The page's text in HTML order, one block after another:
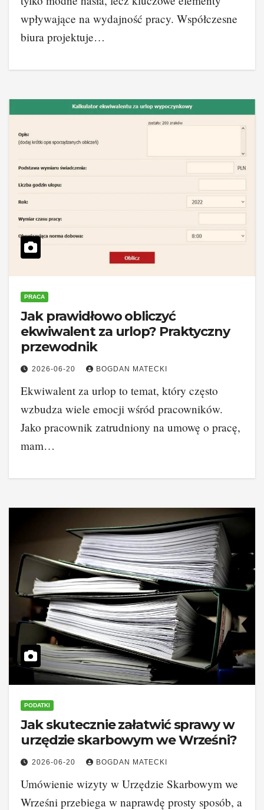
wpływające na wydajność pracy. Współczesne
biura projektuje…
PRACA
Jak prawidłowo obliczyć
ekwiwalent za urlop? Praktyczny
przewodnik
2026-06-20 BOGDAN MATECKI
Ekwiwalent za urlop to temat, który często
wzbudza wiele emocji wśród pracowników.
Jako pracownik zatrudniony na umowę o pracę,
mam…
PODATKI
Jak skutecznie załatwić sprawy w
urzędzie skarbowym we Wrześni?
2026-06-20 BOGDAN MATECKI
Umówienie wizyty w Urzędzie Skarbowym we
Wrześni przebiega w naprawdę prosty sposób, a